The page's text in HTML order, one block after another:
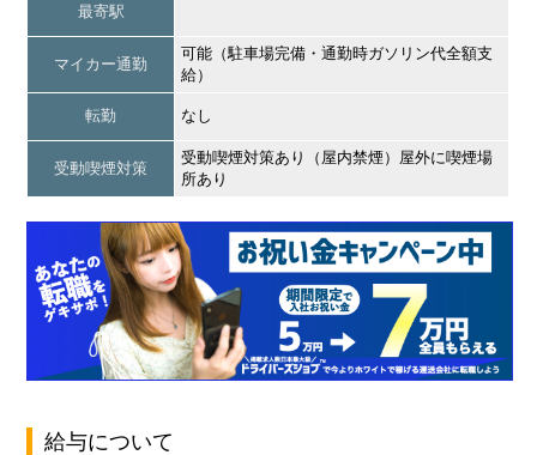
最寄駅
マイカー通勤
可能（駐車場完備・通勤時ガソリン代全額支
給）
転勤 なし
受動喫煙対策
受動喫煙対策あり（屋内禁煙）屋外に喫煙場
所あり
給与について